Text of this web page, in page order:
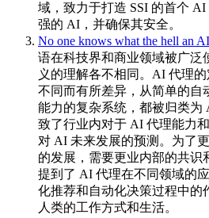
域，致力于打造 SSI 的首个
强的 AI，并确保其安全。
No one knows what the hell an
语在科技界和商业领域被广泛
义的理解各不相同。AI 代理
不同而有所差异，从简单的自
能力的复杂系统，都被归类为
致了行业内对于 AI 代理能力
对 AI 未来发展的预测。为了
的发展，需要更业内部的共识
提到了 AI 代理在不同领域的
化推荐和自动化决策过程中的
人类的工作方式和生活。